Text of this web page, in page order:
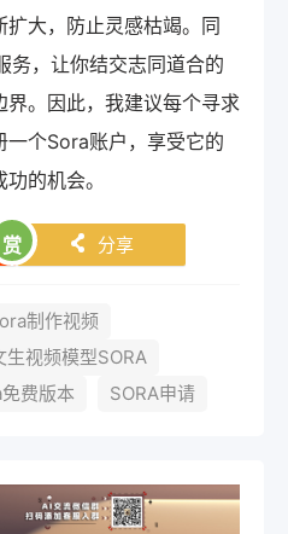
大，防止灵感枯竭。同
务，让你结交志同道合的
。因此，我建议每个寻求
个Sora账户，享受它的
的机会。
赏 󰄯 分享
制作视频
生视频模型SORA
费版本 SORA申请